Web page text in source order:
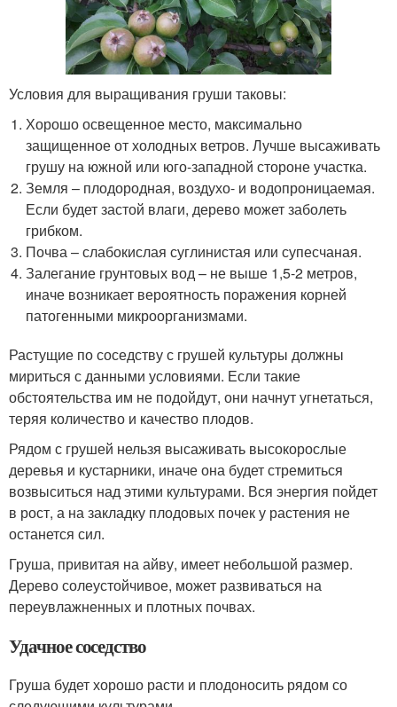
Условия для выращивания груши таковы:
Хорошо освещенное место, максимально
защищенное от холодных ветров. Лучше высаживать
грушу на южной или юго-западной стороне участка.
Земля – плодородная, воздухо- и водопроницаемая.
Если будет застой влаги, дерево может заболеть
грибком.
Почва – слабокислая суглинистая или супесчаная.
Залегание грунтовых вод – не выше 1,5-2 метров,
иначе возникает вероятность поражения корней
патогенными микроорганизмами.
Растущие по соседству с грушей культуры должны
мириться с данными условиями. Если такие
обстоятельства им не подойдут, они начнут угнетаться,
теряя количество и качество плодов.
Рядом с грушей нельзя высаживать высокорослые
деревья и кустарники, иначе она будет стремиться
возвыситься над этими культурами. Вся энергия пойдет
в рост, а на закладку плодовых почек у растения не
останется сил.
Груша, привитая на айву, имеет небольшой размер.
Дерево солеустойчивое, может развиваться на
переувлажненных и плотных почвах.
Удачное соседство
Груша будет хорошо расти и плодоносить рядом со